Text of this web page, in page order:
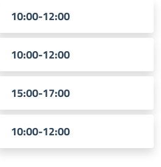
10:00-12:00
10:00-12:00
15:00-17:00
10:00-12:00